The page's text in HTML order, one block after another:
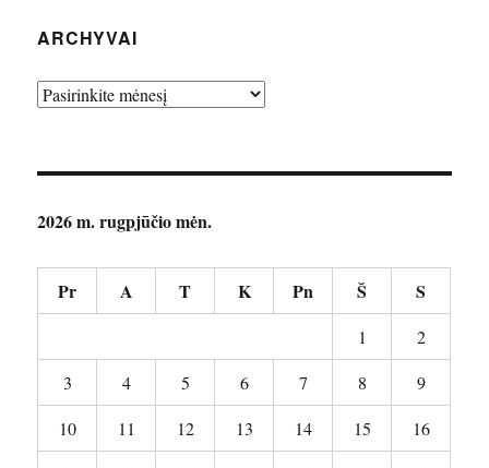
ARCHYVAI
Archyvai
2026 m. rugpjūčio mėn.
Pr A T K Pn Š S
1
2
3
4 5 6 7 8
9
10
11 12 13 14 15
16